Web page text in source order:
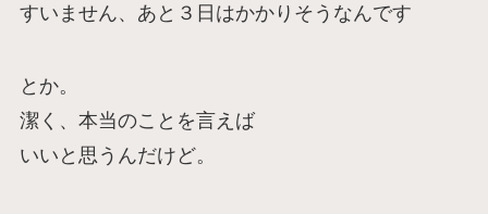
すいません、あと３日はかかりそうなんです
とか。
潔く、本当のことを言えば
いいと思うんだけど。